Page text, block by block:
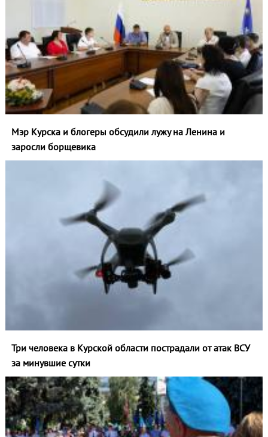
Мэр Курска и блогеры обсудили лужу на Ленина и
заросли борщевика
Три человека в Курской области пострадали от атак ВСУ
за минувшие сутки